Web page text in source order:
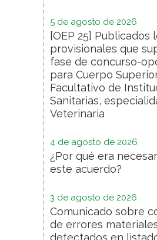
5 de agosto de 2026
[OEP 25] Publicados
provisionales que
fase de concurso-
para Cuerpo
Facultativo de
Sanitarias,
Veterinaria
4 de agosto de 2026
¿Por qué era
este acuerdo?
3 de agosto de 2026
Comunicado sobre
de errores
detectados en